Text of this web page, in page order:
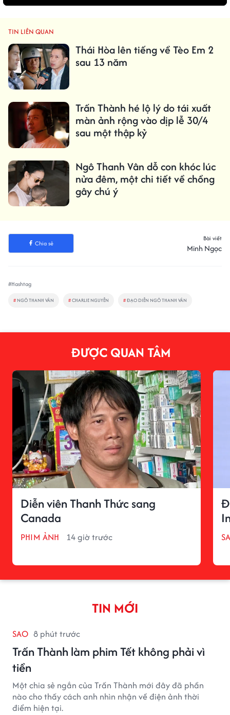
TIN LIÊN QUAN
Thái Hòa lên tiếng về Tèo Em 2
sau 13 năm
Trấn Thành hé lộ lý do tái xuất
màn ảnh rộng vào dịp lễ 30/4
sau một thập kỷ
Ngô Thanh Vân dỗ con khóc lúc
nửa đêm, một chi tiết về chồng
gây chú ý
Chia sẻ
Bài viết
Minh Ngọc
#Hashtag
# NGÔ THANH VÂN #CHARLIE NGUYỄN #ĐẠO DIỄN NGÔ THANH VÂN
ĐƯỢC QUAN TÂM
Diễn viên Thanh Thức sang
Canada
PHIM ẢNH 14 giờ trước
TIN MỚI
SAO 8 phút trước
Trấn Thành làm phim Tết không phải vì
tiền
Một chia sẻ ngắn của Trấn Thành mới đây đã phần
nào cho thấy cách anh nhìn nhận về điện ảnh thời
điểm hiện tại.